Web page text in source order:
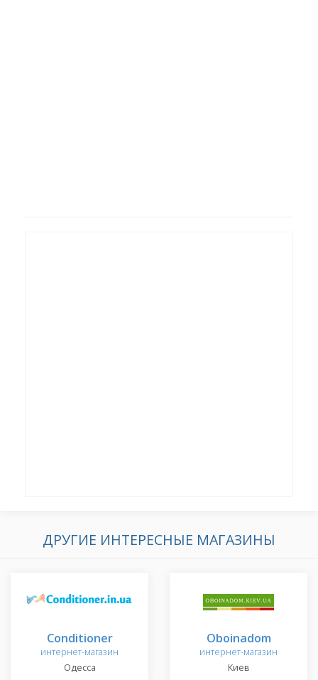
ДРУГИЕ ИНТЕРЕСНЫЕ МАГАЗИНЫ
Conditioner
интернет-магазин
Одесса
Oboinadom
интернет-магазин
Киев